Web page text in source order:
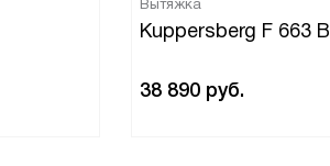
Вытяжка
Kuppersberg F 663 B
38 890 руб.